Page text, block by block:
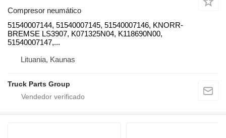
Compresor neumático
51540007144, 51540007145, 51540007146, KNORR-
BREMSE LS3907, K071325N04, K118690N00,
51540007147,...
Lituania, Kaunas
Truck Parts Group